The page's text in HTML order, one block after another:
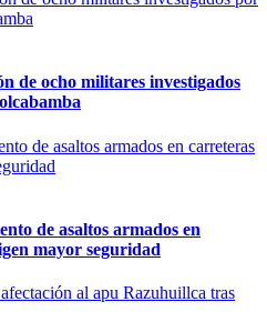
de ocho militares investigados
de asaltos armados en
mayor seguridad